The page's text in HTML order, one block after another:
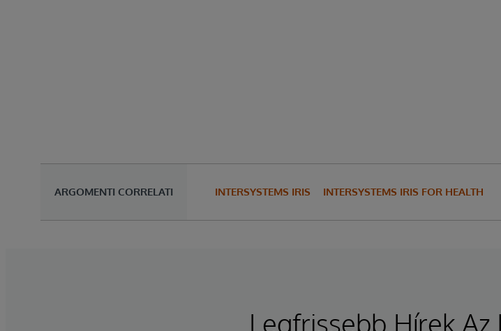
ARGOMENTI CORRELATI INTERSYSTEMS IRIS INTERSYSTEMS IRIS FOR HEALTH
Legfrissebb Hírek